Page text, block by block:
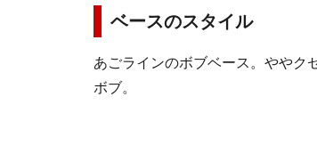
ベースのスタイル
あごラインのボブベース。ややク
ボブ。